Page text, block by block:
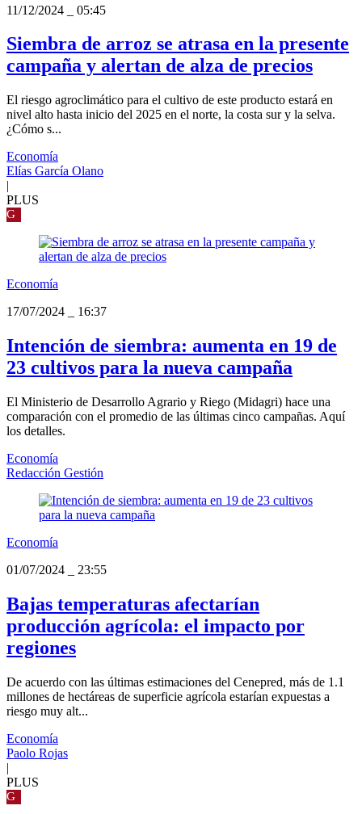
11/12/2024
05:45
Siembra de arroz se atrasa en la presente
campaña y alertan de alza de precios
El riesgo agroclimático para el cultivo de este producto estará en
nivel alto hasta inicio del 2025 en el norte, la costa sur y la selva.
¿Cómo s...
Economía
Elías García Olano
|
PLUS
G
Economía
17/07/2024
16:37
Intención de siembra: aumenta en 19 de
23 cultivos para la nueva campaña
El Ministerio de Desarrollo Agrario y Riego (Midagri) hace una
comparación con el promedio de las últimas cinco campañas. Aquí
los detalles.
Economía
Redacción Gestión
Economía
01/07/2024
23:55
Bajas temperaturas afectarían
producción agrícola: el impacto por
regiones
De acuerdo con las últimas estimaciones del Cenepred, más de 1.1
millones de hectáreas de superficie agrícola estarían expuestas a
riesgo muy alt...
Economía
Paolo Rojas
|
PLUS
G